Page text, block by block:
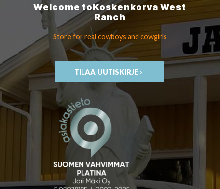
Welcome toKoskenkorvaWest
Ranch
Store for real cowboys and cowgirls
TILAA UUTISKIRJE ›